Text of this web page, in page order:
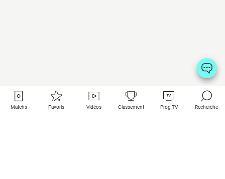
Matchs Favoris Vidéos Classement Prog TV Recherche